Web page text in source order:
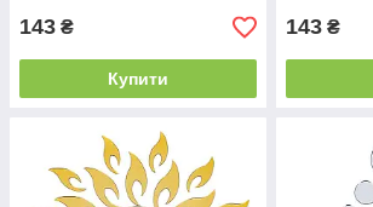
143 ₴
Купити
143 ₴